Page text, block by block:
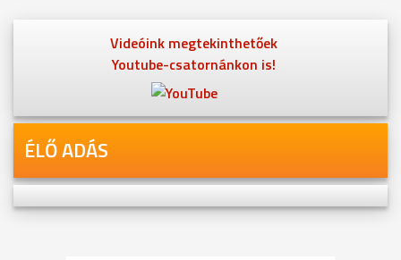
Videóink megtekinthetőek
Youtube-csatornánkon is!
ÉLŐ ADÁS